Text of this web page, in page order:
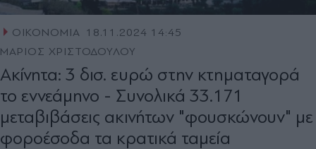
ΟΙΚΟΝΟΜΙΑ
18.11.2024 14:45
ΜΑΡΙΟΣ ΧΡΙΣΤΟΔΟΥΛΟΥ
Ακίνητα: 3 δισ. ευρώ στην κτηµαταγορά
το εννεάµηνο - Συνολικά 33.171
µεταβιβάσεις ακινήτων "φουσκώνουν" µε
φοροέσοδα τα κρατικά ταµεία